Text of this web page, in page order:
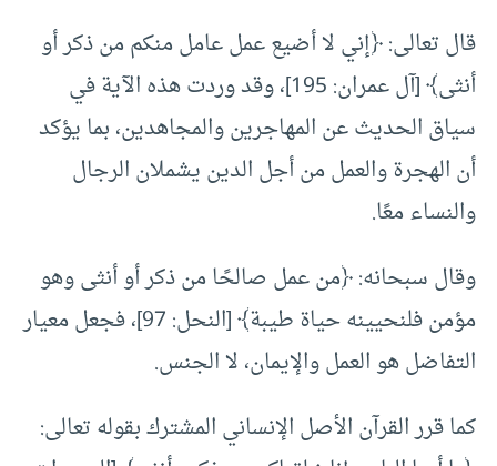
قال تعالى: ﴿إني لا أضيع عمل عامل منكم من ذكر أو
أنثى﴾ [آل عمران: 195]، وقد وردت هذه الآية في
سياق الحديث عن المهاجرين والمجاهدين، بما يؤكد
أن الهجرة والعمل من أجل الدين يشملان الرجال
والنساء معًا.
وقال سبحانه: ﴿من عمل صالحًا من ذكر أو أنثى وهو
مؤمن فلنحيينه حياة طيبة﴾ [النحل: 97]، فجعل معيار
التفاضل هو العمل والإيمان، لا الجنس.
كما قرر القرآن الأصل الإنساني المشترك بقوله تعالى: